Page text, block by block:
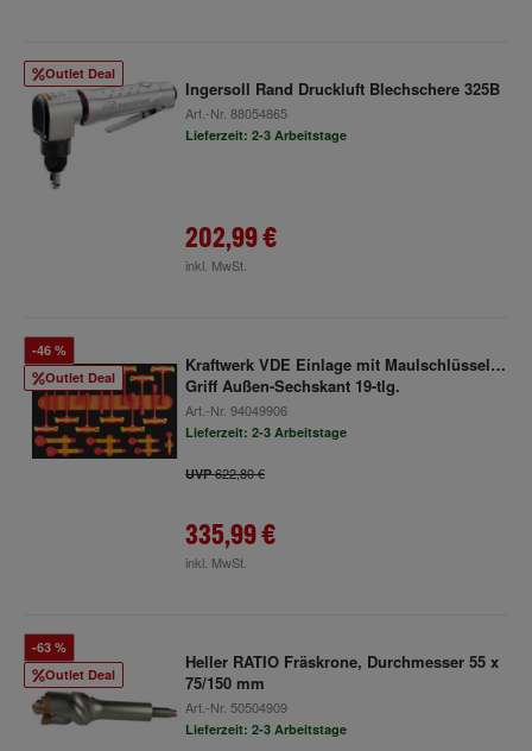
Outlet Deal
Ingersoll Rand Druckluft Blechschere 325B
Art.-Nr. 88054865
Lieferzeit: 2-3 Arbeitstage
202,99 €
inkl. MwSt.
Outlet Deal
-46 %
Kraftwerk VDE Einlage mit Maulschlüssel/T-
Griff Außen-Sechskant 19-tlg.
Art.-Nr. 94049906
Lieferzeit: 2-3 Arbeitstage
UVP622,80 €
335,99 €
inkl. MwSt.
Outlet Deal
-63 %
Heller RATIO Fräskrone, Durchmesser 55 x
75/150 mm
Art.-Nr. 50504909
Lieferzeit: 2-3 Arbeitstage